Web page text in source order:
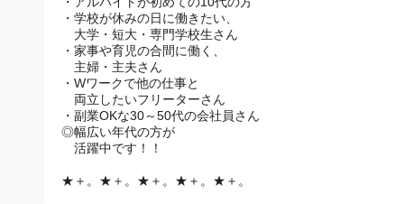
・学校が休みの日に働きたい、
大学・短大・専門学校生さん
・家事や育児の合間に働く、
主婦・主夫さん
・Wワークで他の仕事と
両立したいフリーターさん
・副業OKな30～50代の会社員さん
◎幅広い年代の方が
活躍中です！！
★＋。★＋。★＋。★＋。★＋。